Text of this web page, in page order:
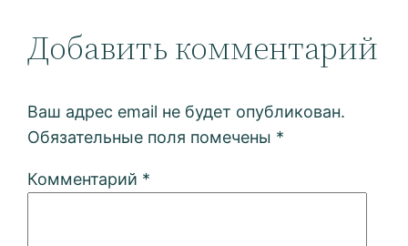
Добавить комментарий
Ваш адрес email не будет опубликован.
Обязательные поля помечены *
Комментарий *